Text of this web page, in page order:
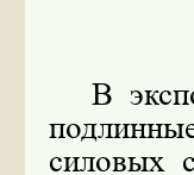
В
силовых